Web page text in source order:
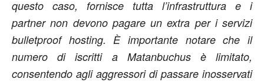
questo caso, fornisce tutta l’infrastruttura e i
partner non devono pagare un extra per i servizi
bulletproof hosting. È importante notare che il
numero di iscritti a Matanbuchus è limitato,
consentendo agli aggressori di passare inosservati